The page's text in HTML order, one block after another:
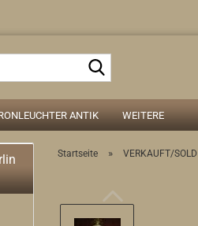
ANTIK WEITERE
Startseite » VERKAUFT/SOLD